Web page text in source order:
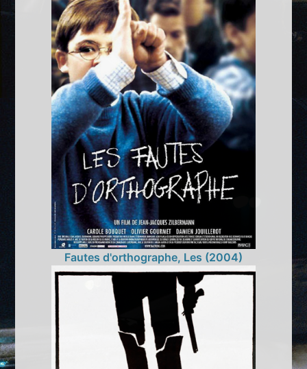
Fautes d'orthographe, Les (2004)